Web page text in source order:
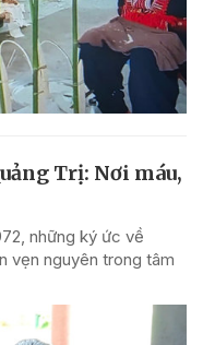
Trị: Nơi máu,
những ký ức về
vẹn nguyên trong tâm